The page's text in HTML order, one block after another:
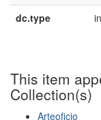
dc.type
This item
Collection(s)
Arteoficio